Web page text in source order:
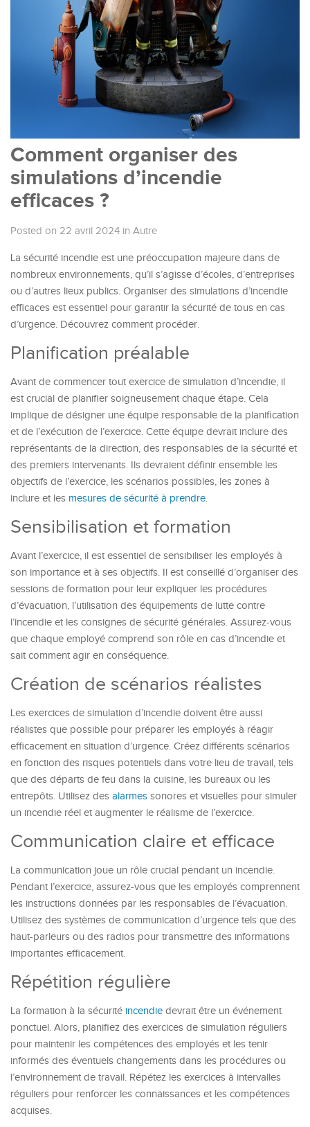
Comment organiser des
simulations d’incendie
efficaces ?
Posted on 22 avril 2024 in Autre
La sécurité incendie est une préoccupation majeure dans de
nombreux environnements, qu’il s’agisse d’écoles, d’entreprises
ou d’autres lieux publics. Organiser des simulations d’incendie
efficaces est essentiel pour garantir la sécurité de tous en cas
d’urgence. Découvrez comment procéder.
Planification préalable
Avant de commencer tout exercice de simulation d’incendie, il
est crucial de planifier soigneusement chaque étape. Cela
implique de désigner une équipe responsable de la planification
et de l’exécution de l’exercice. Cette équipe devrait inclure des
représentants de la direction, des responsables de la sécurité et
des premiers intervenants. Ils devraient définir ensemble les
objectifs de l’exercice, les scénarios possibles, les zones à
inclure et les mesures de sécurité à prendre.
Sensibilisation et formation
Avant l’exercice, il est essentiel de sensibiliser les employés à
son importance et à ses objectifs. Il est conseillé d’organiser des
sessions de formation pour leur expliquer les procédures
d’évacuation, l’utilisation des équipements de lutte contre
l’incendie et les consignes de sécurité générales. Assurez-vous
que chaque employé comprend son rôle en cas d’incendie et
sait comment agir en conséquence.
Création de scénarios réalistes
Les exercices de simulation d’incendie doivent être aussi
réalistes que possible pour préparer les employés à réagir
efficacement en situation d’urgence. Créez différents scénarios
en fonction des risques potentiels dans votre lieu de travail, tels
que des départs de feu dans la cuisine, les bureaux ou les
entrepôts. Utilisez des alarmes sonores et visuelles pour simuler
un incendie réel et augmenter le réalisme de l’exercice.
Communication claire et efficace
La communication joue un rôle crucial pendant un incendie.
Pendant l’exercice, assurez-vous que les employés comprennent
les instructions données par les responsables de l’évacuation.
Utilisez des systèmes de communication d’urgence tels que des
haut-parleurs ou des radios pour transmettre des informations
importantes efficacement.
Répétition régulière
La formation à la sécurité incendie devrait être un événement
ponctuel. Alors, planifiez des exercices de simulation réguliers
pour maintenir les compétences des employés et les tenir
informés des éventuels changements dans les procédures ou
l’environnement de travail. Répétez les exercices à intervalles
réguliers pour renforcer les connaissances et les compétences
acquises.